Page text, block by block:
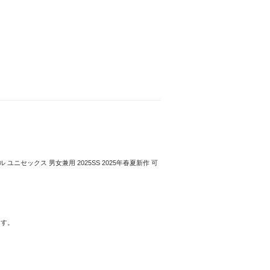
ユニセックス 男女兼用 2025SS 2025年春夏新作 可
。